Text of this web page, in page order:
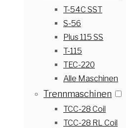
T-54C SST
S-56
Plus 115 SS
T-115
TEC-220
Alle Maschinen
Trennmaschinen
TCC-28 Coil
TCC-28 RL Coil